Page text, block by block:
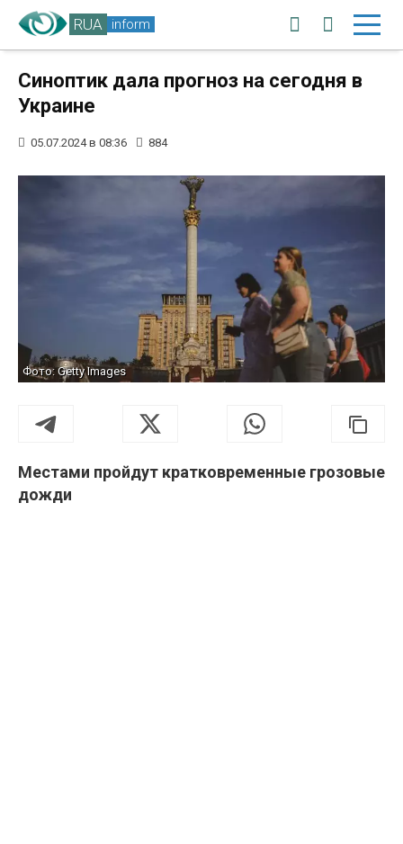
RUA inform
Синоптик дала прогноз на сегодня в
Украине
05.07.2024 в 08:36 884
Фото: Getty Images
Местами пройдут кратковременные грозовые
дожди